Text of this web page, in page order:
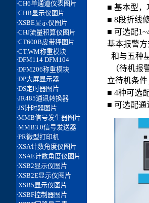
■ 基本型，
■ 8段折线
■ 可选配
基本报警方
和与五种
（待机报
立待机条件
■ 4种可选
■ 可选配通